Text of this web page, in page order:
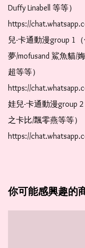
Duffy Linabell 等等）
https://
兒-卡通動漫group 1
夢/mofusand 鯊魚貓/
超等等）
https://
娃兒-卡通動漫group
之卡比/飄零燕等等）
https://
你可能感興趣的